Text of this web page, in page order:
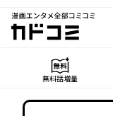
漫画エンタメ全部コ
カドコ
無料話増量